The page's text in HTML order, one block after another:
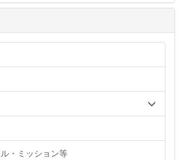
・ミッション等